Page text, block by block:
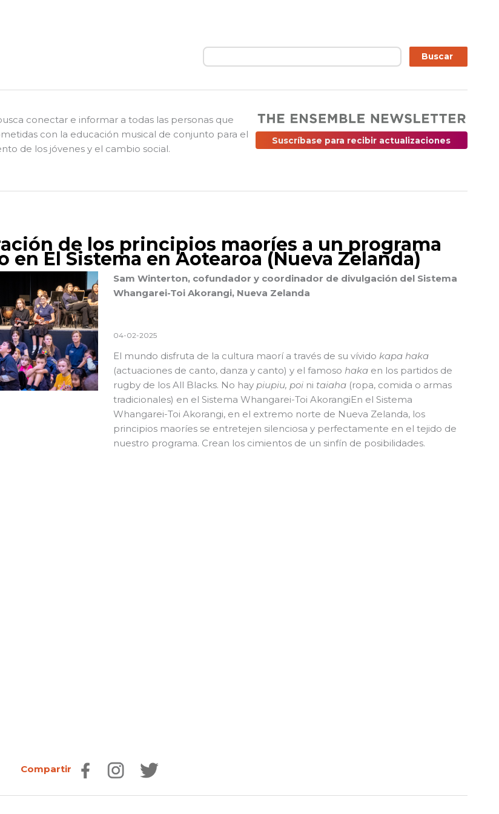
Buscar Buscar
conectar e informar a todas las personas que
con la educación musical de conjunto para el
de los jóvenes y el cambio social.
Suscríbase para recibir actualizaciones
de los principios maoríes a un programa
en El Sistema en Aotearoa (Nueva Zelanda)
Sam Winterton, cofundador y coordinador de divulgación del Sistema
Whangarei-Toi Akorangi, Nueva Zelanda
04-02-2025
El mundo disfruta de la cultura maorí a través de su vívido kapa haka
(actuaciones de canto, danza y canto) y el famoso haka en los partidos de
rugby de los All Blacks. No hay piupiu, poi ni taiaha(ropa, comida o armas
tradicionales) en el Sistema Whangarei-Toi AkorangiEn el Sistema
Whangarei-Toi Akorangi, en el extremo norte de Nueva Zelanda, los
principios maoríes se entretejen silenciosa y perfectamente en el tejido de
nuestro programa. Crean los cimientos de un sinfín de posibilidades.
Compartir